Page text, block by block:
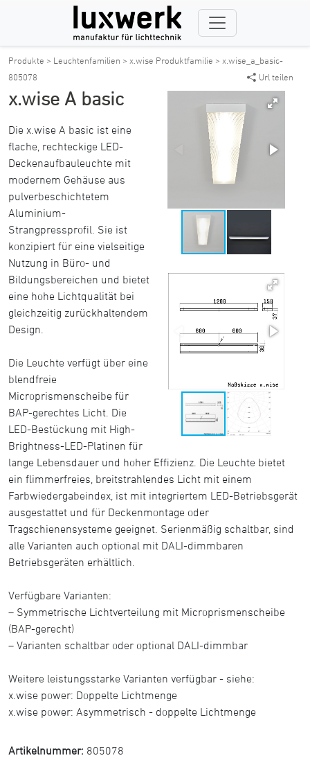
Produkte > Leuchtenfamilien > x.wise Produktfamilie > x.wise_a_basic-
805078
Url teilen
x.wise A basic
Die x.wise A basic ist eine
flache, rechteckige LED-
Deckenaufbauleuchte mit
modernem Gehäuse aus
pulverbeschichtetem
Aluminium-
Strangpressprofil. Sie ist
konzipiert für eine vielseitige
Nutzung in Büro- und
Bildungsbereichen und bietet
eine hohe Lichtqualität bei
gleichzeitig zurückhaltendem
Design.
Die Leuchte verfügt über eine
blendfreie
Microprismenscheibe für
BAP-gerechtes Licht. Die
LED-Bestückung mit High-
Brightness-LED-Platinen für
lange Lebensdauer und hoher Effizienz. Die Leuchte bietet
ein flimmerfreies, breitstrahlendes Licht mit einem
Farbwiedergabeindex, ist mit integriertem LED-Betriebsgerät
ausgestattet und für Deckenmontage oder
Tragschienensysteme geeignet. Serienmäßig schaltbar, sind
alle Varianten auch optional mit DALI-dimmbaren
Betriebsgeräten erhältlich.
Verfügbare Varianten:
– Symmetrische Lichtverteilung mit Microprismenscheibe
(BAP-gerecht)
– Varianten schaltbar oder optional DALI-dimmbar
Weitere leistungsstarke Varianten verfügbar - siehe:
x.wise power: Doppelte Lichtmenge
x.wise power: Asymmetrisch - doppelte Lichtmenge
Artikelnummer: 805078